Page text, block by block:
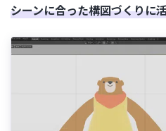
シーンに合った構図づくりに